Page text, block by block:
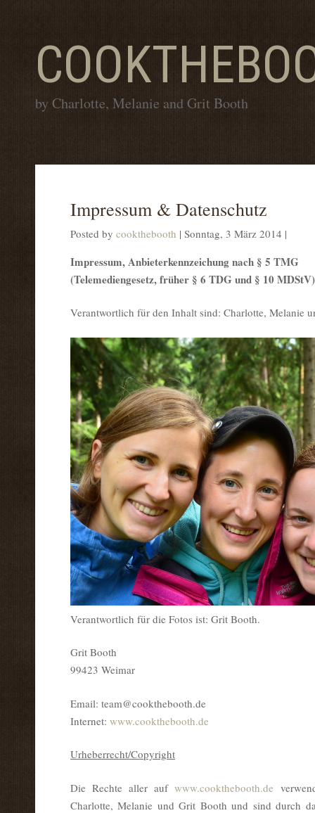
by Charlotte, Melanie and Grit Booth
Impressum & Datenschutz
Posted by cookthebooth | Sonntag, 3 März 2014 |
Impressum, Anbieterkennzeichung nach § 5 TMG
(Telemediengesetz, früher § 6 TDG und § 10
Verantwortlich für den Inhalt sind: Charlotte, Melanie
Verantwortlich für die Fotos ist: Grit Booth.
Grit Booth
99423 Weimar
Email: team@cookthebooth.de
Internet: www.cookthebooth.de
Urheberrecht/Copyright
Die Rechte aller aufwww.cookthebooth.de
Charlotte, Melanie und Grit Booth und sind durch